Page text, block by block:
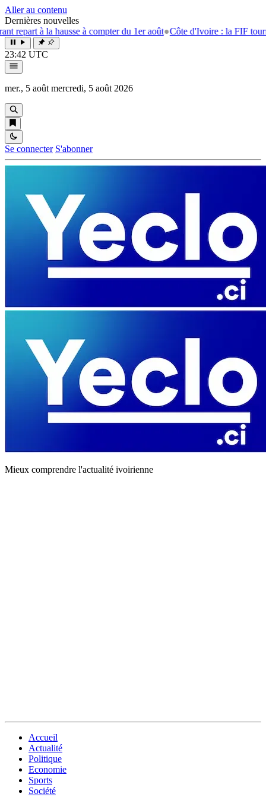
Aller au contenu
Dernières nouvelles
hausse à compter du 1er août●Côte d'Ivoire : la FIF tourne la page
23:42 UTC
mer., 5 août mercredi, 5 août 2026
Se connecter S'abonner
Mieux comprendre l'actualité ivoirienne
Accueil
Actualité
Politique
Economie
Sports
Société